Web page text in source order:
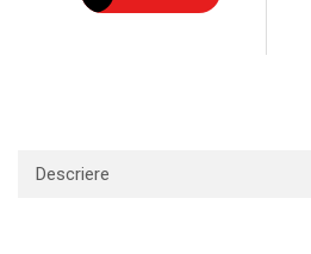
Descriere